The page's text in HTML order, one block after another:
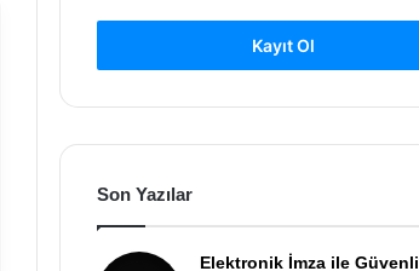
Kayıt Ol
Son Yazılar
Elektronik İmza ile Güvenli